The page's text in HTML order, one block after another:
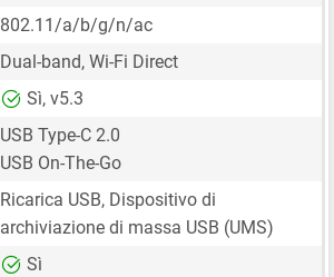
802.11/a/b/g/n/ac
Dual-band, Wi-Fi Direct
Sì, v5.3
USB Type-C 2.0
USB On-The-Go
Ricarica USB, Dispositivo di
archiviazione di massa USB (UMS)
Sì